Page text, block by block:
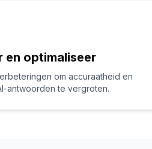
en optimaliseer
om accuraatheid en
antwoorden te vergroten.